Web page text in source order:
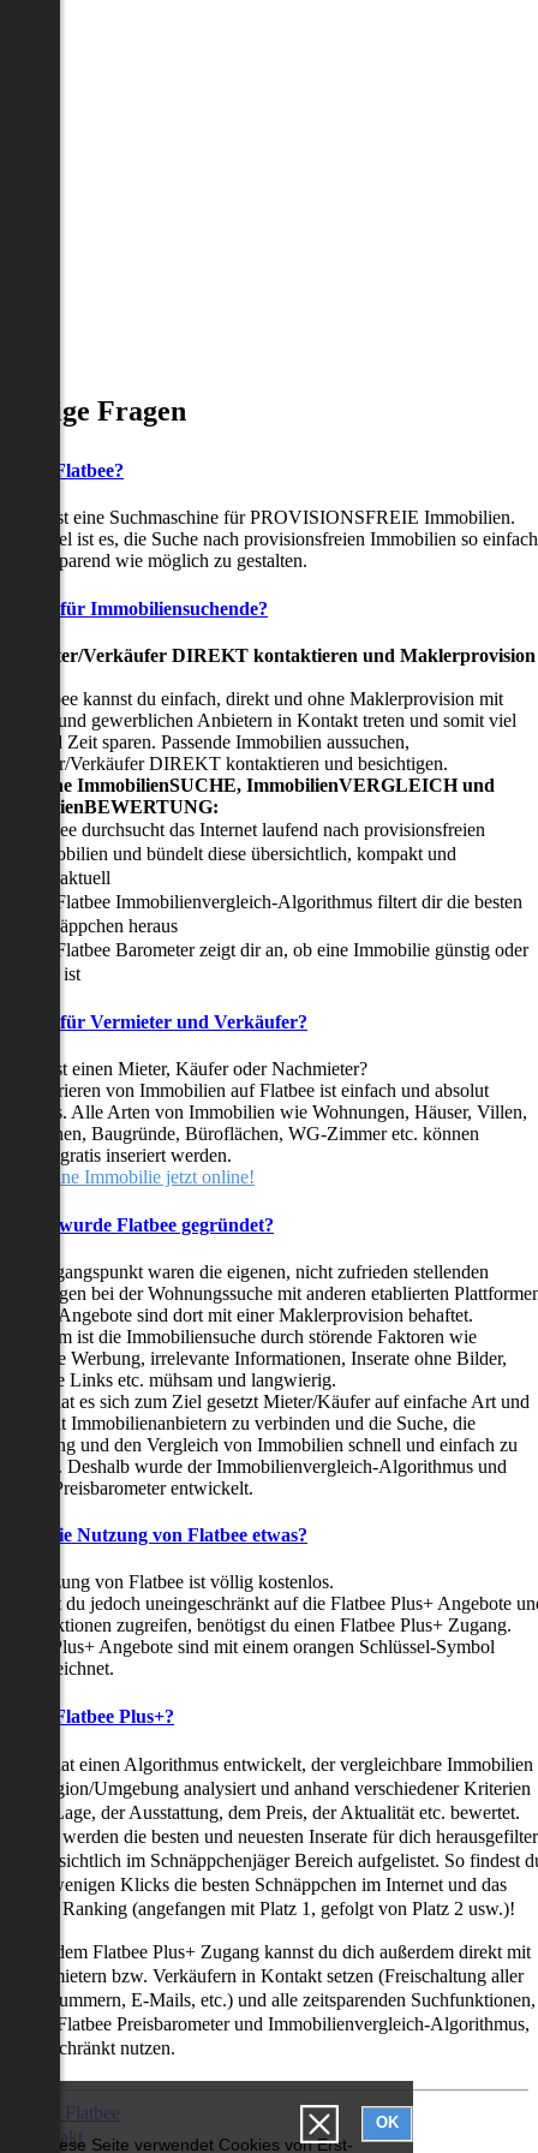
Diese Seite verwendet Cookies von Erst-
OK
Fragen
ist Flatbee?
ist eine Suchmaschine für PROVISIONSFREIE Immobilien.
Ziel ist es, die Suche nach provisionsfreien Immobilien so einfach
zeitsparend wie möglich zu gestalten.
für Immobiliensuchende?
Verkäufer DIREKT kontaktieren und Maklerprovision
Flatbee kannst du einfach, direkt und ohne Maklerprovision mit
und gewerblichen Anbietern in Kontakt treten und somit viel
und Zeit sparen. Passende Immobilien aussuchen,
Verkäufer DIREKT kontaktieren und besichtigen.
in-one ImmobilienSUCHE, ImmobilienVERGLEICH und
Flatbee durchsucht das Internet laufend nach provisionsfreien
Immobilien und bündelt diese übersichtlich, kompakt und
tagesaktuell
Der Flatbee Immobilienvergleich-Algorithmus filtert dir die besten
Schnäppchen heraus
Der Flatbee Barometer zeigt dir an, ob eine Immobilie günstig oder
teuer ist
für Vermieter und Verkäufer?
suchst einen Mieter, Käufer oder Nachmieter?
Inserieren von Immobilien auf Flatbee ist einfach und absolut
Alle Arten von Immobilien wie Wohnungen, Häuser, Villen,
Baugründe, Büroflächen, WG-Zimmer etc. können
gratis inseriert werden.
deine Immobilie jetzt online!
wurde Flatbee gegründet?
Ausgangspunkt waren die eigenen, nicht zufrieden stellenden
bei der Wohnungssuche mit anderen etablierten
alle Angebote sind dort mit einer Maklerprovision behaftet.
ist die Immobiliensuche durch störende Faktoren wie
Werbung, irrelevante Informationen, Inserate ohne Bilder,
Links etc. mühsam und langwierig.
hat es sich zum Ziel gesetzt Mieter/Käufer auf einfache Art und
mit Immobilienanbietern zu verbinden und die Suche, die
und den Vergleich von Immobilien schnell und einfach zu
Deshalb wurde der Immobilienvergleich-Algorithmus und
Preisbarometer entwickelt.
die Nutzung von Flatbee etwas?
Nutzung von Flatbee ist völlig kostenlos.
du jedoch uneingeschränkt auf die Flatbee Plus+ Angebote
zugreifen, benötigst du einen Flatbee Plus+ Zugang.
Plus+ Angebote sind mit einem orangen Schlüssel-Symbol
ist Flatbee Plus+?
hat einen Algorithmus entwickelt, der vergleichbare Immobilien
Region/Umgebung analysiert und anhand verschiedener Kriterien
der Lage, der Ausstattung, dem Preis, der Aktualität etc. bewertet.
werden die besten und neuesten Inserate für dich
übersichtlich im Schnäppchenjäger Bereich aufgelistet. So findest
nur wenigen Klicks die besten Schnäppchen im Internet und das
als Ranking (angefangen mit Platz 1, gefolgt von Platz 2 usw.)!
mit dem Flatbee Plus+ Zugang kannst du dich außerdem direkt mit
Vermietern bzw. Verkäufern in Kontakt setzen (Freischaltung aller
E-Mails, etc.) und alle zeitsparenden Suchfunktionen,
den Flatbee Preisbarometer und Immobilienvergleich-Algorithmus,
nutzen.
Über Flatbee
Kontakt